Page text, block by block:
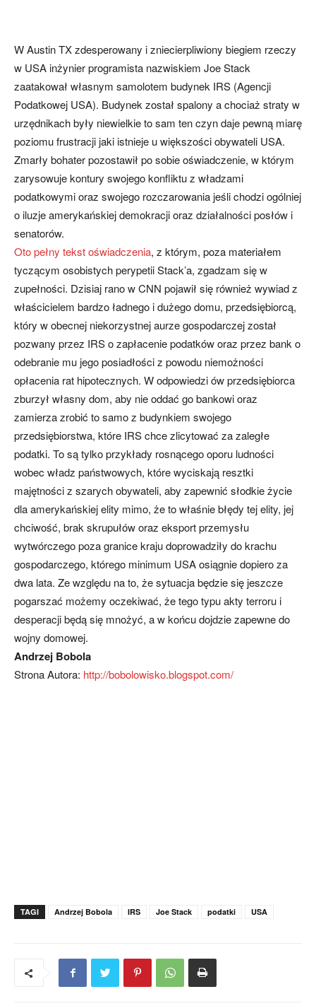
W Austin TX zdesperowany i zniecierpliwiony biegiem rzeczy
w USA inżynier programista nazwiskiem Joe Stack
zaatakował własnym samolotem budynek IRS (Agencji
Podatkowej USA). Budynek został spalony a chociaż straty w
urzędnikach były niewielkie to sam ten czyn daje pewną miarę
poziomu frustracji jaki istnieje u większości obywateli USA.
Zmarły bohater pozostawił po sobie oświadczenie, w którym
zarysowuje kontury swojego konfliktu z władzami
podatkowymi oraz swojego rozczarowania jeśli chodzi ogólniej
o iluzje amerykańskiej demokracji oraz działalności posłów i
senatorów.
Oto pełny tekst oświadczenia, z którym, poza materiałem
tyczącym osobistych perypetii Stack’a, zgadzam się w
zupełności. Dzisiaj rano w CNN pojawił się również wywiad z
właścicielem bardzo ładnego i dużego domu, przedsiębiorcą,
który w obecnej niekorzystnej aurze gospodarczej został
pozwany przez IRS o zapłacenie podatków oraz przez bank o
odebranie mu jego posiadłości z powodu niemożności
opłacenia rat hipotecznych. W odpowiedzi ów przedsiębiorca
zburzył własny dom, aby nie oddać go bankowi oraz
zamierza zrobić to samo z budynkiem swojego
przedsiębiorstwa, które IRS chce zlicytować za zaległe
podatki. To są tylko przykłady rosnącego oporu ludności
wobec władz państwowych, które wyciskają resztki
majętności z szarych obywateli, aby zapewnić słodkie życie
dla amerykańskiej elity mimo, że to właśnie błędy tej elity, jej
chciwość, brak skrupułów oraz eksport przemysłu
wytwórczego poza granice kraju doprowadziły do krachu
gospodarczego, którego minimum USA osiągnie dopiero za
dwa lata. Ze względu na to, że sytuacja będzie się jeszcze
pogarszać możemy oczekiwać, że tego typu akty terroru i
desperacji będą się mnożyć, a w końcu dojdzie zapewne do
wojny domowej.
Andrzej Bobola
Strona Autora: http://bobolowisko.blogspot.com/
TAGI Andrzej Bobola IRS Joe Stack podatki USA